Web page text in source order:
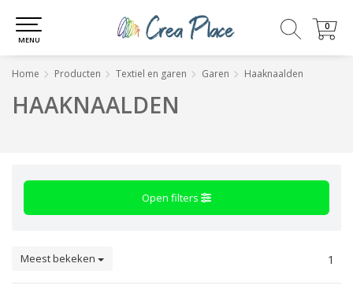
0
0
MENU
Home Producten Textiel en garen Garen Haaknaalden
HAAKNAALDEN
Open filters
Meest bekeken 1